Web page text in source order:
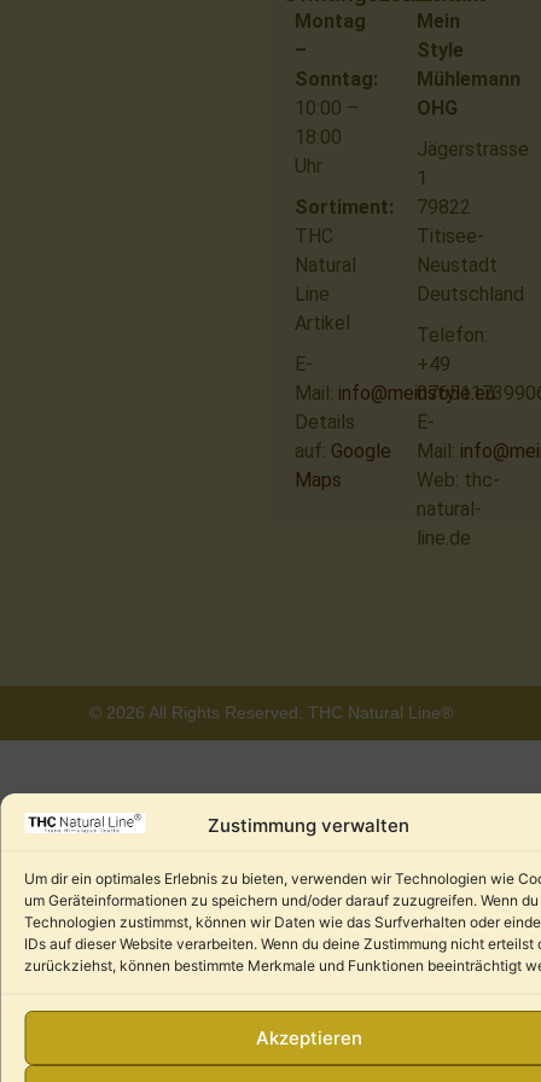
Zustimmung verwalten
Um dir ein optimales Erlebnis zu bieten, verwenden wir Technologien wie
um Geräteinformationen zu speichern und/oder darauf zuzugreifen. Wenn
Technologien zustimmst, können wir Daten wie das Surfverhalten oder
IDs auf dieser Website verarbeiten. Wenn du deine Zustimmung nicht erteilst
zurückziehst, können bestimmte Merkmale und Funktionen beeinträchtigt
Akzeptieren
Mein
Style
Mühlemann
OHG
Jägerstrasse
1
79822
Titisee-
Neustadt
Deutschland
Telefon:
+49
E-
Mail:
Web: thc-
natural-
line.de
Montag
–
Sonntag:
10:00 –
18:00
Uhr
Sortiment:
THC
Natural
Line
Artikel
E-
Mail: info@meinstyle.eu
Details
auf: Google
Maps
© 2026 All Rights Reserved. THC Natural Line®